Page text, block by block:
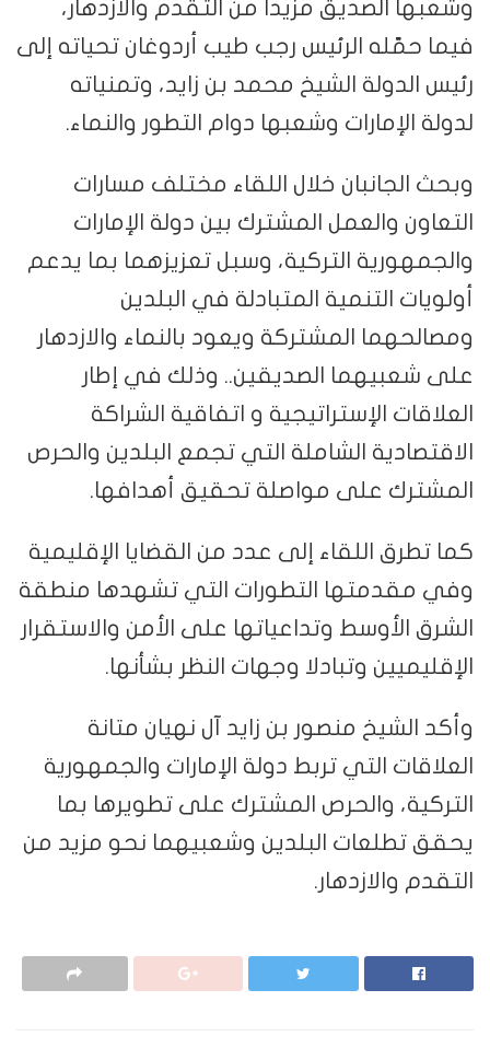
وشعبها الصديق مزيدا من التقدم والازدهار،
فيما حمّله الرئيس رجب طيب أردوغان تحياته إلى
رئيس الدولة الشيخ محمد بن زايد، وتمنياته
لدولة الإمارات وشعبها دوام التطور والنماء.
وبحث الجانبان خلال اللقاء مختلف مسارات
التعاون والعمل المشترك بين دولة الإمارات
والجمهورية التركية، وسبل تعزيزهما بما يدعم
أولويات التنمية المتبادلة في البلدين
ومصالحهما المشتركة ويعود بالنماء والازدهار
على شعبيهما الصديقين.. وذلك في إطار
العلاقات الإستراتيجية و اتفاقية الشراكة
الاقتصادية الشاملة التي تجمع البلدين والحرص
المشترك على مواصلة تحقيق أهدافها.
كما تطرق اللقاء إلى عدد من القضايا الإقليمية
وفي مقدمتها التطورات التي تشهدها منطقة
الشرق الأوسط وتداعياتها على الأمن والاستقرار
الإقليميين وتبادلا وجهات النظر بشأنها.
وأكد الشيخ منصور بن زايد آل نهيان متانة
العلاقات التي تربط دولة الإمارات والجمهورية
التركية، والحرص المشترك على تطويرها بما
يحقق تطلعات البلدين وشعبيهما نحو مزيد من
التقدم والازدهار.